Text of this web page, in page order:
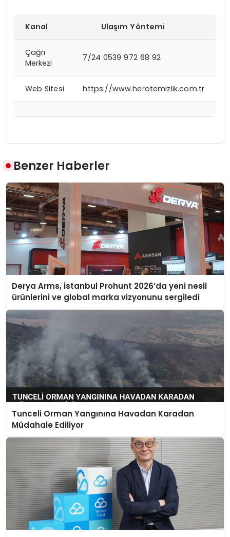
Kanal Ulaşım Yöntemi
Çağrı
Merkezi
7/24 0539 972 68 92
Web Sitesi https://www.herotemizlik.com.tr
Benzer Haberler
Derya Arms, İstanbul Prohunt 2026’da yeni nesil
ürünlerini ve global marka vizyonunu sergiledi
Tunceli Orman Yangınına Havadan Karadan
Müdahale Ediliyor